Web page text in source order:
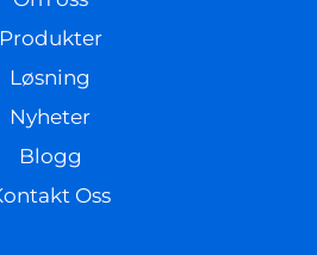
Produkter
Løsning
Nyheter
Blogg
Oss